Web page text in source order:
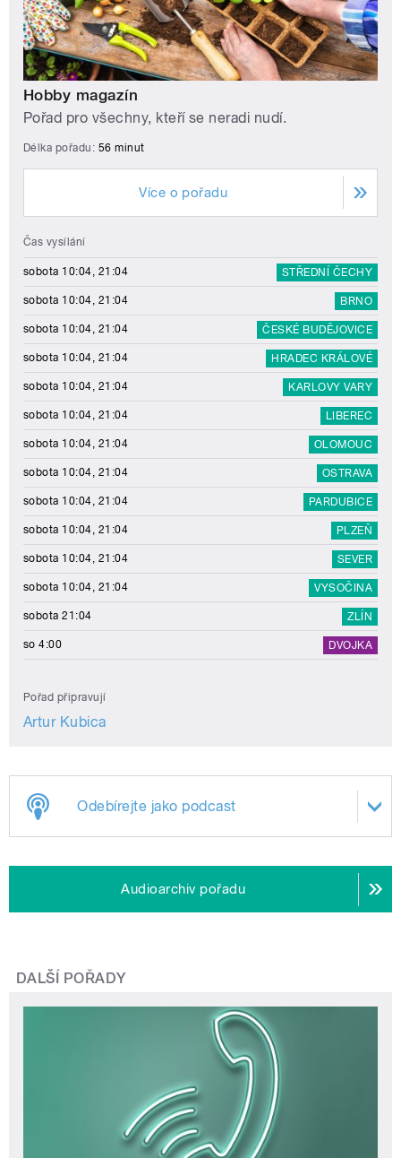
Hobby magazín
Pořad pro všechny, kteří se neradi nudí.
Délka pořadu: 56 minut
Více o pořadu
Čas vysílání
sobota 10:04, 21:04 STŘEDNÍ ČECHY
sobota 10:04, 21:04 BRNO
sobota 10:04, 21:04 ČESKÉ BUDĚJOVICE
sobota 10:04, 21:04 HRADEC KRÁLOVÉ
sobota 10:04, 21:04 KARLOVY VARY
sobota 10:04, 21:04 LIBEREC
sobota 10:04, 21:04 OLOMOUC
sobota 10:04, 21:04 OSTRAVA
sobota 10:04, 21:04 PARDUBICE
sobota 10:04, 21:04 PLZEŇ
sobota 10:04, 21:04 SEVER
sobota 10:04, 21:04 VYSOČINA
sobota 21:04 ZLÍN
so 4:00 DVOJKA
Pořad připravují
Artur Kubica
Odebírejte jako podcast
Audioarchiv pořadu
DALŠÍ POŘADY